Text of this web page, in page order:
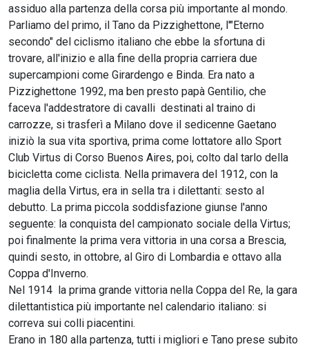
assiduo alla partenza della corsa più importante al mondo.
Parliamo del primo, il Tano da Pizzighettone, l'"Eterno
secondo" del ciclismo italiano che ebbe la sfortuna di
trovare, all'inizio e alla fine della propria carriera due
supercampioni come Girardengo e Binda. Era nato a
Pizzighettone 1992, ma ben presto papà Gentilio, che
faceva l'addestratore di cavalli destinati al traino di
carrozze, si trasferì a Milano dove il sedicenne Gaetano
iniziò la sua vita sportiva, prima come lottatore allo Sport
Club Virtus di Corso Buenos Aires, poi, colto dal tarlo della
bicicletta come ciclista. Nella primavera del 1912, con la
maglia della Virtus, era in sella tra i dilettanti: sesto al
debutto. La prima piccola soddisfazione giunse l'anno
seguente: la conquista del campionato sociale della Virtus;
poi finalmente la prima vera vittoria in una corsa a Brescia,
quindi sesto, in ottobre, al Giro di Lombardia e ottavo alla
Coppa d'Inverno.
Nel 1914 la prima grande vittoria nella Coppa del Re, la gara
dilettantistica più importante nel calendario italiano: si
correva sui colli piacentini.
Erano in 180 alla partenza, tutti i migliori e Tano prese subito